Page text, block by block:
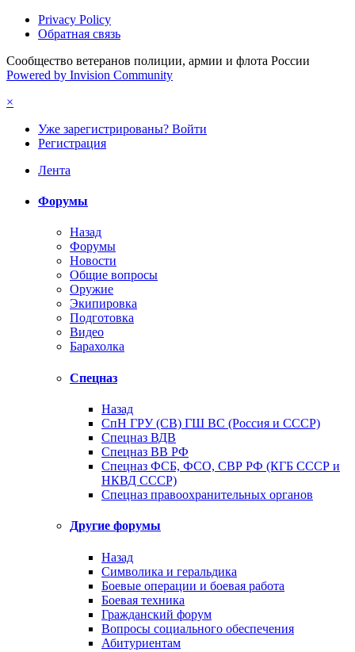
Privacy Policy
Обратная связь
Сообщество ветеранов полиции, армии и флота России
Powered by Invision Community
×
Уже зарегистрированы? Войти
Регистрация
Лента
Форумы
Назад
Форумы
Новости
Общие вопросы
Оружие
Экипировка
Подготовка
Видео
Барахолка
Спецназ
Назад
СпН ГРУ (СВ) ГШ ВС (Россия и СССР)
Спецназ ВДВ
Спецназ ВВ РФ
Спецназ ФСБ, ФСО, СВР РФ (КГБ СССР и
НКВД СССР)
Спецназ правоохранительных органов
Другие форумы
Назад
Символика и геральдика
Боевые операции и боевая работа
Боевая техника
Гражданский форум
Вопросы социального обеспечения
Абитуриентам